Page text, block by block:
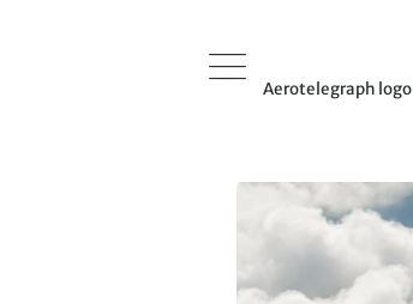
Aerotelegraph logo